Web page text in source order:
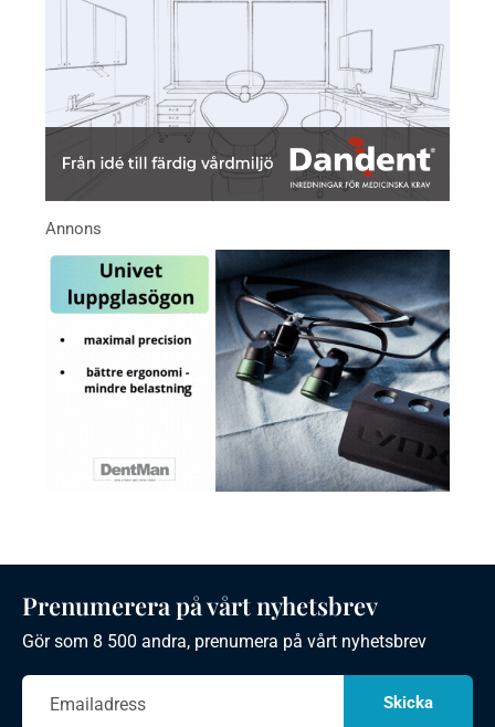
Prenumerera på vårt nyhetsbrev
Gör som 8 500 andra, prenumera på vårt nyhetsbrev